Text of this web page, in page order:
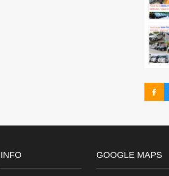
INFO GOOGLE MAPS